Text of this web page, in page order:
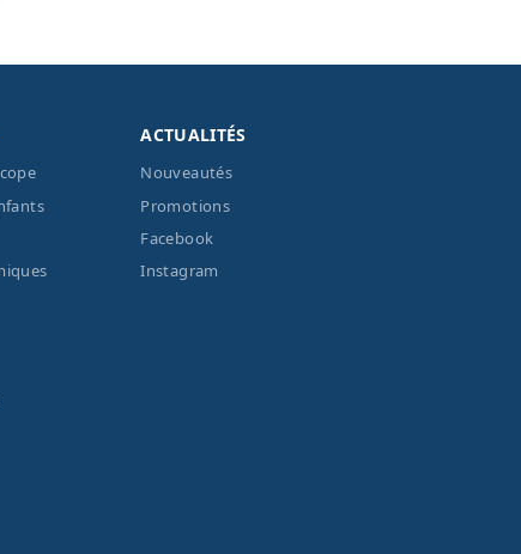
ACTUALITÉS
Nouveautés
Promotions
Facebook
Instagram